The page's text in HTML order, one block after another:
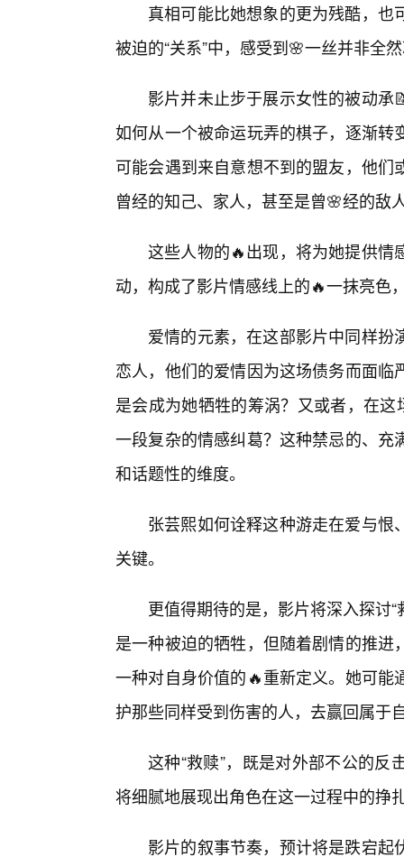
真相可能比她想象的更为残酷，
被迫的“关系”中，感受到🌸一丝并非全
影片并未止步于展示女性的被动
如何从一个被命运玩弄的棋子，逐渐
可能会遇到来自意想不到的盟友，他
曾经的知己、家人，甚至是曾🌸经的敌
这些人物的🔥出现，将为她提供情
动，构成了影片情感线上的🔥一抹亮色
爱情的元素，在这部影片中同样
恋人，他们的爱情因为这场债务而面
是会成为她牺牲的筹涡？又或者，在
一段复杂的情感纠葛？这种禁忌的、
和话题性的维度。
张芸熙如何诠释这种游走在爱与
关键。
更值得期待的是，影片将深入探讨
是一种被迫的牺牲，但随着剧情的推
一种对自身价值的🔥重新定义。她可
护那些同样受到伤害的人，去赢回属于
这种“救赎”，既是对外部不公的
将细腻地展现出角色在这一过程中的挣
影片的叙事节奏，预计将是跌宕